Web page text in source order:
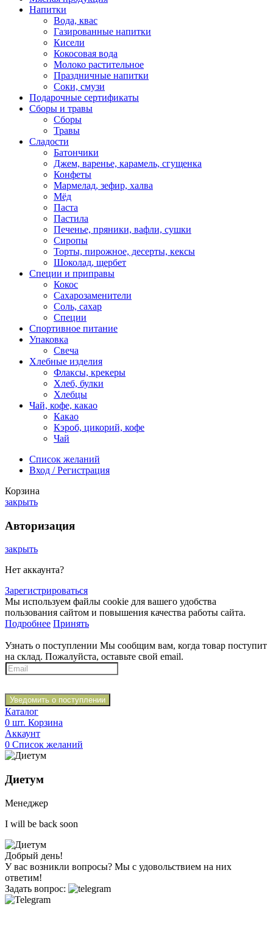
Напитки
Вода, квас
Газированные напитки
Кисели
Кокосовая вода
Молоко растительное
Праздничные напитки
Соки, смузи
Подарочные сертификаты
Сборы и травы
Сборы
Травы
Сладости
Батончики
Джем, варенье, карамель, сгущенка
Конфеты
Мармелад, зефир, халва
Мёд
Паста
Пастила
Печенье, пряники, вафли, сушки
Сиропы
Торты, пирожное, десерты, кексы
Шоколад, щербет
Специи и приправы
Кокос
Сахарозаменители
Соль, сахар
Специи
Спортивное питание
Упаковка
Свеча
Хлебные изделия
Флаксы, крекеры
Хлеб, булки
Хлебцы
Чай, кофе, какао
Какао
Кэроб, цикорий, кофе
Чай
Список желаний
Вход / Регистрация
Корзина
закрыть
Авторизация
закрыть
Нет аккаунта?
Зарегистрироваться
Мы используем файлы cookie для вашего удобства
пользования сайтом и повышения качества работы сайта.
Подробнее Принять
Узнать о поступлении Мы сообщим вам, когда товар поступит
на склад. Пожалуйста, оставьте свой email.
Уведомить о поступлении
Каталог
0 шт. Корзина
Аккаунт
0 Список желаний
Диетум
Менеджер
I will be back soon
Добрый день!
У вас возникли вопросы? Мы с удовольствием на них
ответим!
Задать вопрос: